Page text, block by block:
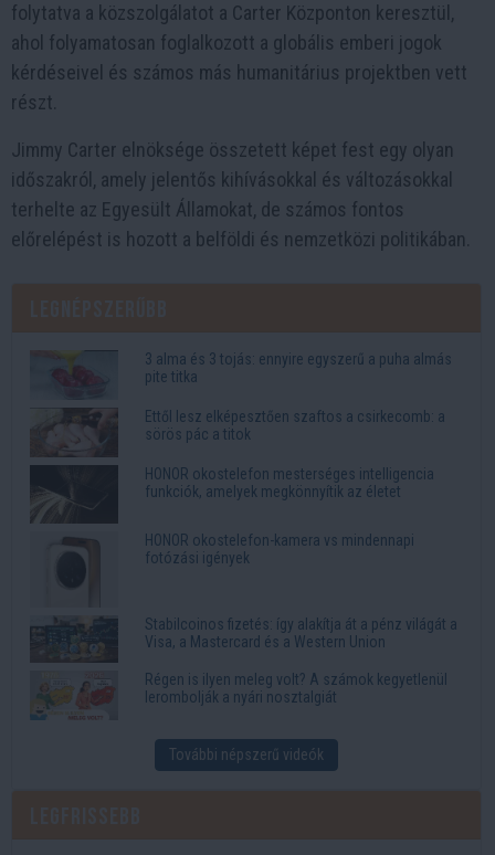
folytatva a közszolgálatot a Carter Központon keresztül,
ahol folyamatosan foglalkozott a globális emberi jogok
kérdéseivel és számos más humanitárius projektben vett
részt.
Jimmy Carter elnöksége összetett képet fest egy olyan
időszakról, amely jelentős kihívásokkal és változásokkal
terhelte az Egyesült Államokat, de számos fontos
előrelépést is hozott a belföldi és nemzetközi politikában.
3 alma és 3 tojás: ennyire egyszerű a puha almás
pite titka
Ettől lesz elképesztően szaftos a csirkecomb: a
sörös pác a titok
HONOR okostelefon mesterséges intelligencia
funkciók, amelyek megkönnyítik az életet
HONOR okostelefon-kamera vs mindennapi
fotózási igények
Stabilcoinos fizetés: így alakítja át a pénz világát a
Visa, a Mastercard és a Western Union
Régen is ilyen meleg volt? A számok kegyetlenül
lerombolják a nyári nosztalgiát
További népszerű videók